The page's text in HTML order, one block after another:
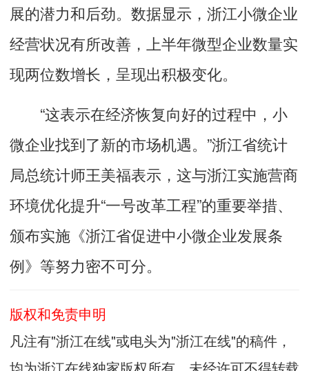
展的潜力和后劲。数据显示，浙江小微企业
经营状况有所改善，上半年微型企业数量实
现两位数增长，呈现出积极变化。
“这表示在经济恢复向好的过程中，小
微企业找到了新的市场机遇。”浙江省统计
局总统计师王美福表示，这与浙江实施营商
环境优化提升“一号改革工程”的重要举措、
颁布实施《浙江省促进中小微企业发展条
例》等努力密不可分。
版权和免责申明
凡注有"浙江在线"或电头为"浙江在线"的稿件，
均为浙江在线独家版权所有，未经许可不得转载